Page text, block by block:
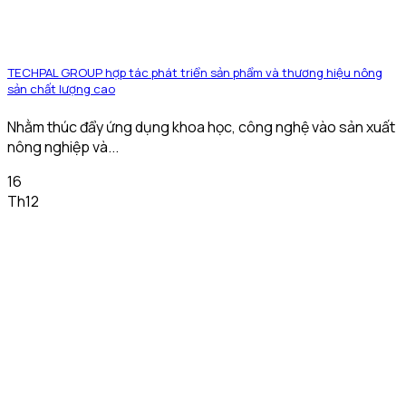
TECHPAL GROUP hợp tác phát triển sản phẩm và thương hiệu nông
sản chất lượng cao
Nhằm thúc đẩy ứng dụng khoa học, công nghệ vào sản xuất
nông nghiệp và...
16
Th12